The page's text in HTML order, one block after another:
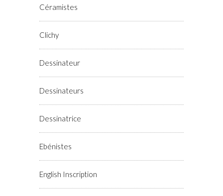
Céramistes
Clichy
Dessinateur
Dessinateurs
Dessinatrice
Ebénistes
English Inscription